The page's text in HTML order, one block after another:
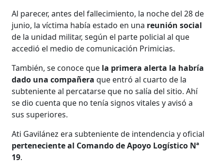
Al parecer, antes del fallecimiento, la noche del 28 de
junio, la víctima había estado en una reunión social
de la unidad militar, según el parte policial al que
accedió el medio de comunicación Primicias.
También, se conoce que la primera alerta la habría
dado una compañeraque entró al cuarto de la
subteniente al percatarse que no salía del sitio. Ahí
se dio cuenta que no tenía signos vitales y avisó a
sus superiores.
Ati Gavilánez era subteniente de intendencia y oficial
perteneciente al Comando de Apoyo Logístico Nª
19.